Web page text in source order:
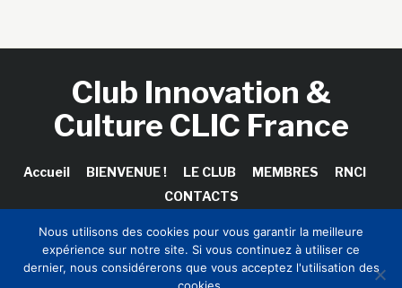
Club Innovation &
Culture CLIC France
Accueil BIENVENUE ! LE CLUB MEMBRES
RNCI
CONTACTS
Copyright © 2026 Club Innovation & Culture CLIC France /
Nous utilisons des cookies pour vous garantir la meilleure
expérience sur notre site. Si vous continuez à utiliser ce
dernier, nous considérerons que vous acceptez l'utilisation des